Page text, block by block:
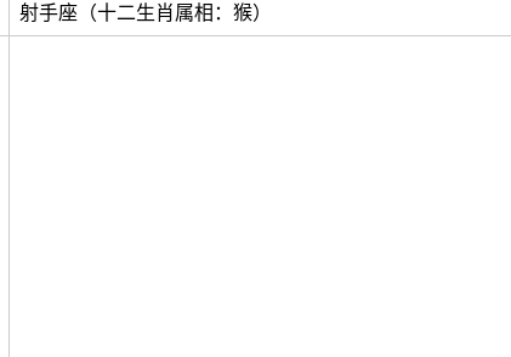
射手座（十二生肖属相：猴）